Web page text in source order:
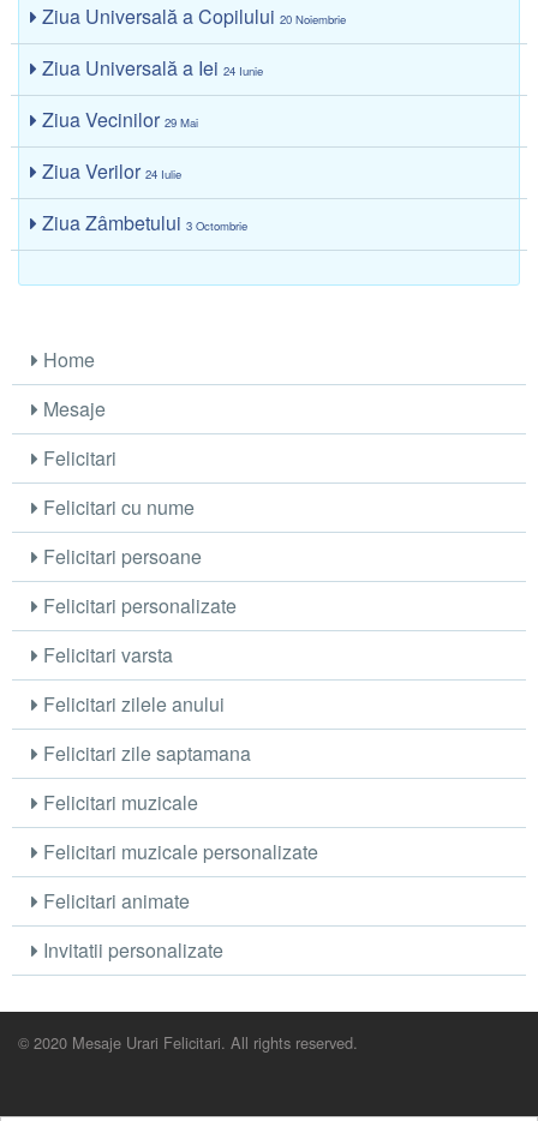
Ziua Universală a Copilului20 Noiembrie
Ziua Universală a Iei24 Iunie
Ziua Vecinilor29 Mai
Ziua Verilor24 Iulie
Ziua Zâmbetului3 Octombrie
Home
Mesaje
Felicitari
Felicitari cu nume
Felicitari persoane
Felicitari personalizate
Felicitari varsta
Felicitari zilele anului
Felicitari zile saptamana
Felicitari muzicale
Felicitari muzicale personalizate
Felicitari animate
Invitatii personalizate
© 2020 Mesaje Urari Felicitari. All rights reserved.